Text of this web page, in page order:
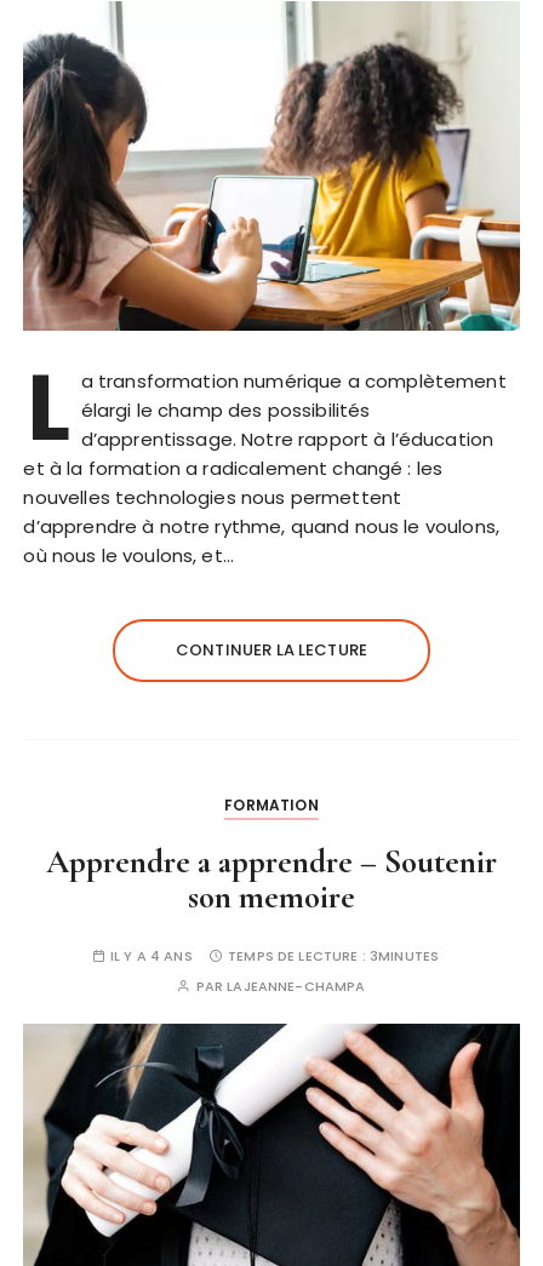
L a transformation numérique a complètement
élargi le champ des possibilités
d’apprentissage. Notre rapport à l’éducation
et à la formation a radicalement changé : les
nouvelles technologies nous permettent
d’apprendre à notre rythme, quand nous le voulons,
où nous le voulons, et…
CONTINUER LA LECTURE
FORMATION
Apprendre a apprendre – Soutenir
son memoire
IL Y A 4 ANS TEMPS DE LECTURE : 3MINUTES
PARLAJEANNE-CHAMPA